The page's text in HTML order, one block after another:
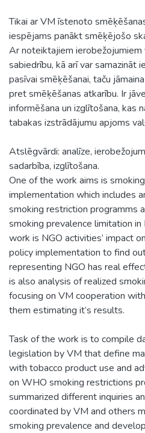
Tikai ar VM īstenoto
iespējams panākt smēķējošo
Ar noteiktajiem
sabiedrību, kā arī var samazināt
pasīvai smēķēšanai, taču
pret smēķēšanas atkarību. Ir
informēšana un izglītošana, kas
tabakas izstrādājumu apjoms
Atslēgvārdi: analīze,
sadarbība, izglītošana.
One of the work aims is
implementation which includes
smoking restriction programms
smoking prevalence limitation
work is NGO activities’ impact
policy implementation to find
representing NGO has real
is also analysis of realized
focusing on VM cooperation
them estimating it’s results.
Task of the work is to compile
legislation by VM that define
with tobacco product use and
on WHO smoking restrictions
summarized different inquiries
coordinated by VM and others
smoking prevalence and